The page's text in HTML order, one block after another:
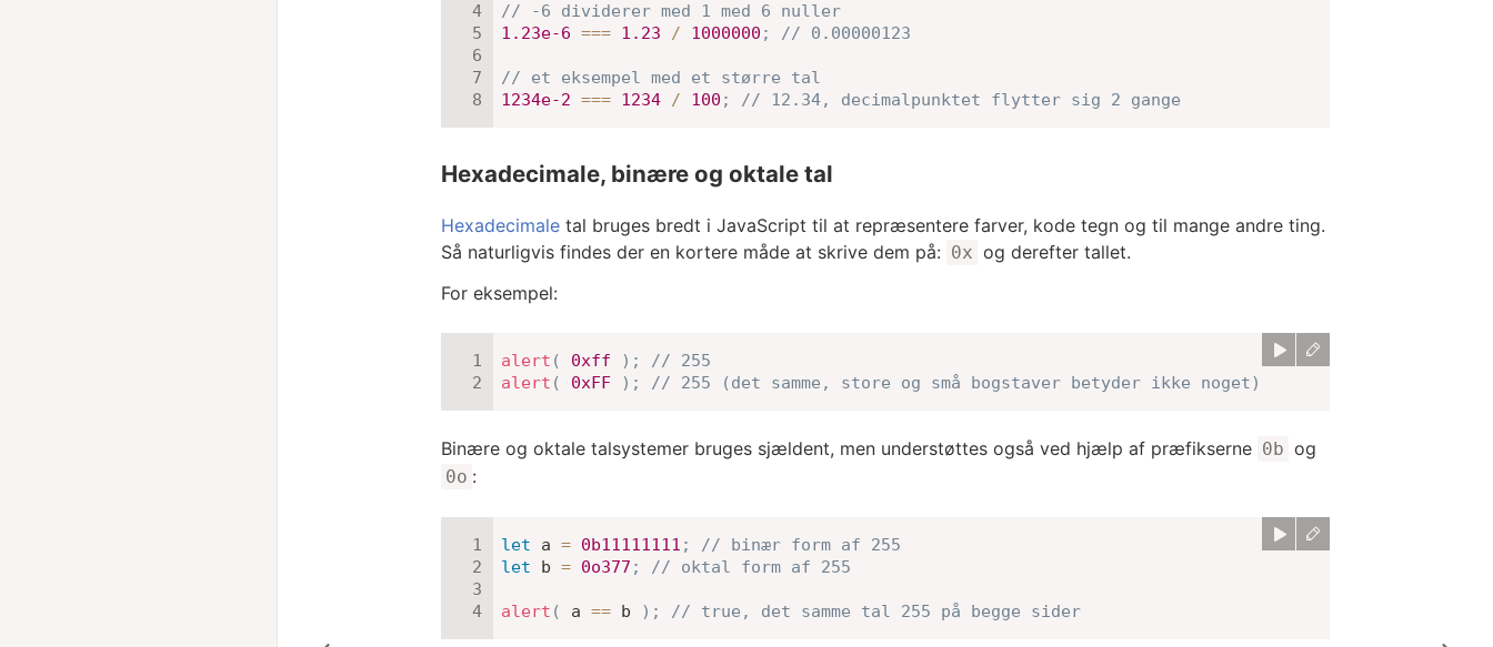
// -6 dividerer med 1 med 6 nuller
1.23e-6 === 1.23 / 1000000 ; // 0.00000123
// et eksempel med et større tal
1234e-2 === 1234 / 100 ; // 12.34, decimalpunktet flytter sig 2 gange
Hexadecimale, binære og oktale tal
Hexadecimale tal bruges bredt i JavaScript til at repræsentere farver, kode tegn og til mange andre ting.
Så naturligvis findes der en kortere måde at skrive dem på: 0x og derefter tallet.
For eksempel:
alert ( 0xff ) ;
// 255
alert ( 0xFF ) ; // 255 (det samme, store og små bogstaver betyder ikke noget)
Binære og oktale talsystemer bruges sjældent, men understøttes også ved hjælp af præfikserne 0b og
0o :
let a = 0b11111111 ;
// binær form af 255
let b = 0o377 ; // oktal form af 255
alert ( a == b ) ; // true, det samme tal 255 på begge sider